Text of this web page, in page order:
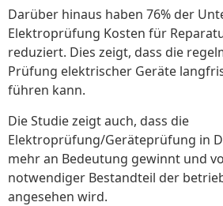
Darüber hinaus haben 76% der
Elektroprüfung Kosten für
reduziert. Dies zeigt, dass die
Prüfung elektrischer Geräte
führen kann.
Die Studie zeigt auch, dass die
Elektroprüfung/Geräteprüfung in
mehr an Bedeutung gewinnt und
notwendiger Bestandteil der
angesehen wird.